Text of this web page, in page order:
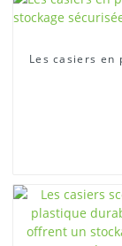
Les casiers